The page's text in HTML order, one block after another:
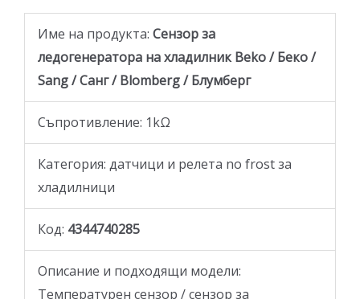
Име на продукта: Сензор за
ледогенератора на хладилник Beko / Беко /
Sang / Санг / Blomberg / Блумберг
Съпротивление: 1kΩ
Категория: датчици и релета no frost за
хладилници
Код: 4344740285
Описание и подходящи модели:
Температурен сензор / сензор за